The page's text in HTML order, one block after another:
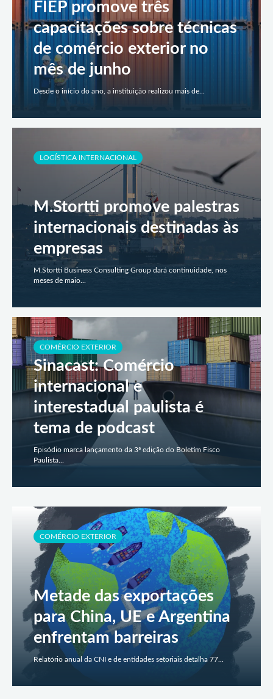
FIEP promove três
capacitações sobre técnicas
de comércio exterior no
mês de junho
Desde o início do ano, a instituição realizou mais de...
LOGÍSTICA INTERNACIONAL
M.Stortti promove palestras
internacionais destinadas às
empresas
M.Stortti Business Consulting Group dará continuidade, nos
meses de maio...
COMÉRCIO EXTERIOR
Sinacast: Comércio
internacional e
interestadual paulista é
tema de podcast
Episódio marca lançamento da 3ª edição do Boletim Fisco
Paulista...
COMÉRCIO EXTERIOR
Metade das exportações
para China, UE e Argentina
enfrentam barreiras
Relatório anual da CNI e de entidades setoriais detalha 77...